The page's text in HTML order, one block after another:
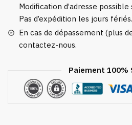
Modification d’adresse possible
Pas d’expédition les jours fériés.
En cas de dépassement (plus
contactez-nous.
Paiement 100%